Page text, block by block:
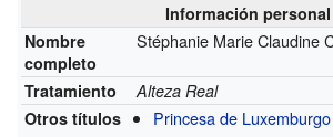
Información personal
Nombre
completo
Stéphanie Marie Claudine
Tratamiento
Alteza Real
Otros títulos
Princesa de Luxemburgo